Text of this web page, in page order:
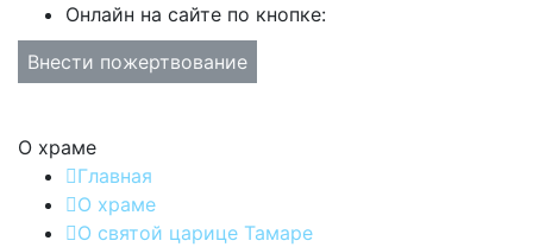
Онлайн на сайте по кнопке:
Внести пожертвование
О храме
Главная
О храме
О святой царице Тамаре